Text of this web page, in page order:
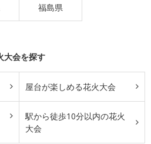
福島県
大会を探す
屋台が楽しめる花火大会
駅から徒歩10分以内の花火
大会